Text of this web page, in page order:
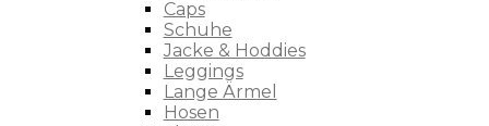
Caps
Schuhe
Jacke & Hoddies
Leggings
Lange Ärmel
Hosen